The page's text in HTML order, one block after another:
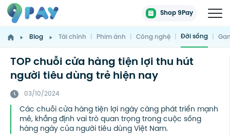
Shop 9Pay
Blog Tài chính | Phim ảnh | Công nghệ | Đời sống |
TOP chuỗi cửa hàng tiện lợi thu hút
người tiêu dùng trẻ hiện nay
03/10/2024
Các chuỗi cửa hàng tiện lợi ngày càng phát triển mạnh
mẽ, khẳng định vai trò quan trọng trong cuộc sống
hàng ngày của người tiêu dùng Việt Nam.